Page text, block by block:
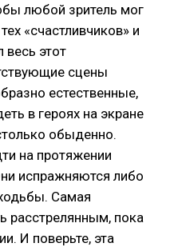
любой зритель мог
«счастливчиков» и
весь этот
сцены
естественные,
в героях на экране
обыденно.
на протяжении
испражняются либо
Самая
расстрелянным, пока
И поверьте, эта